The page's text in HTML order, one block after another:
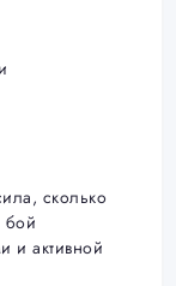
сколько
и активной